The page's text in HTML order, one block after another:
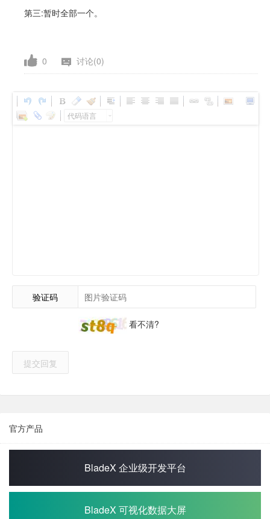
第三:暂时全部一个。
0 讨论(0)
代码语言
验证码
看不清?
提交回复
官方产品
BladeX 企业级开发平台
BladeX 可视化数据大屏